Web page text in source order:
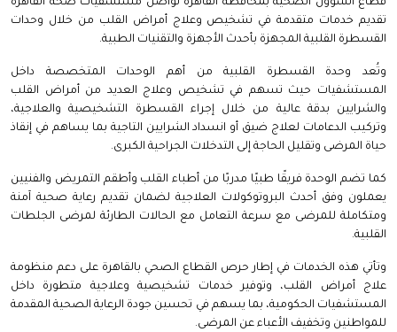
قطاع الشؤون الصحية بمحافظة القاهرة تواصل مستشفيات صحة القاهرة
تقديم خدمات متقدمة في تشخيص وعلاج أمراض القلب من خلال وحدات
القسطرة القلبية المجهزة بأحدث الأجهزة والتقنيات الطبية.
وتُعد وحدة القسطرة القلبية من أهم الوحدات المتخصصة داخل
المستشفيات حيث تسهم في تشخيص وعلاج العديد من أمراض القلب
والشرايين بدقة عالية من خلال إجراء القسطرة التشخيصية والعلاجية،
وتركيب الدعامات لعلاج ضيق أو انسداد الشرايين التاجية بما يساهم في إنقاذ
حياة المرضى وتقليل الحاجة إلى التدخلات الجراحية الكبرى.
كما تضم الوحدة فريقًا طبيًا مدربًا من أطباء القلب وأطقم التمريض والفنيين
يعملون وفق أحدث البروتوكولات العلاجية لضمان تقديم رعاية صحية آمنة
ومتكاملة للمرضى مع سرعة التعامل مع الحالات الطارئة لمرضى الجلطات
القلبية.
وتأتي هذه الخدمات في إطار حرص القطاع الصحي بالقاهرة على دعم منظومة
علاج أمراض القلب، وتوفير خدمات تشخيصية وعلاجية متطورة داخل
المستشفيات الحكومية، بما يسهم في تحسين جودة الرعاية الصحية المقدمة
للمواطنين وتخفيف الأعباء عن المرضى.